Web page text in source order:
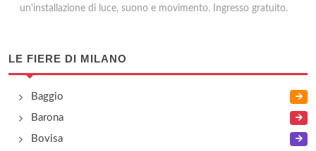
un'installazione di luce, suono e movimento. Ingresso gratuito.
LE FIERE DI MILANO
Baggio
Barona
Bovisa